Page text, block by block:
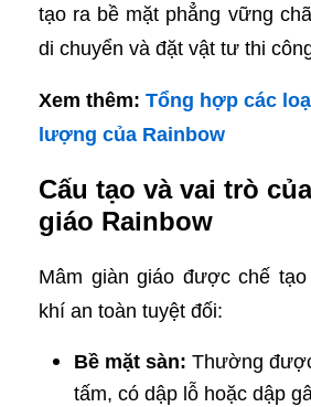
tạo ra bề mặt phẳng vững
di chuyển và đặt vật tư thi
Xem thêm: Tổng hợp các
lượng của Rainbow
Cấu tạo và vai trò
giáo Rainbow
Mâm giàn giáo được chế
khí an toàn tuyệt đối:
Bề mặt sàn: Thường
tấm, có dập lỗ hoặc dập